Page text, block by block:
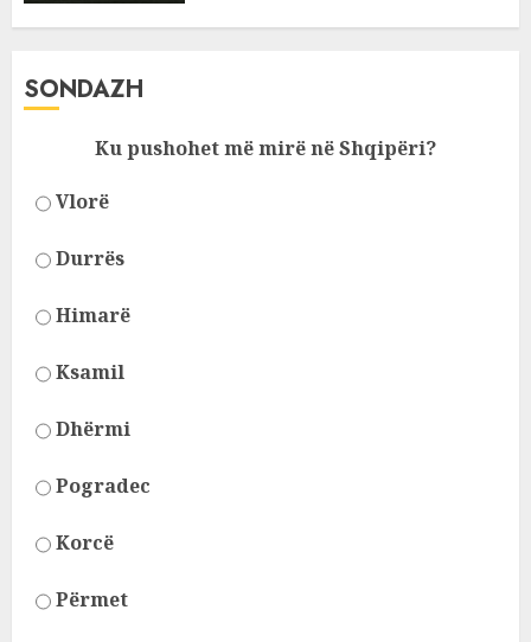
SONDAZH
Ku pushohet më mirë në Shqipëri?
Vlorë
Durrës
Himarë
Ksamil
Dhërmi
Pogradec
Korcë
Përmet